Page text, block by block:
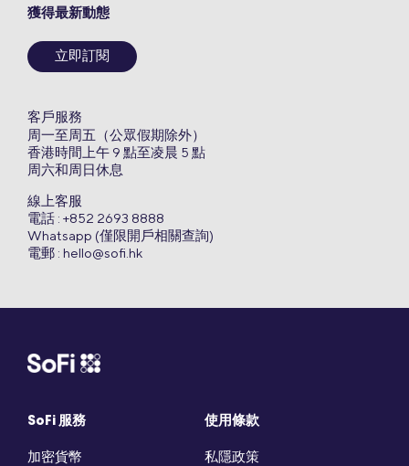
SoFi 服務
加密貨幣
使用條款
私隱政策
獲得最新動態
立即訂閱
客戶服務
周一至周五（公眾假期除外）
香港時間上午 9 點至凌晨 5 點
周六和周日休息
線上客服
電話 : +852 2693 8888
Whatsapp (僅限開戶相關查詢)
電郵 : hello@sofi.hk